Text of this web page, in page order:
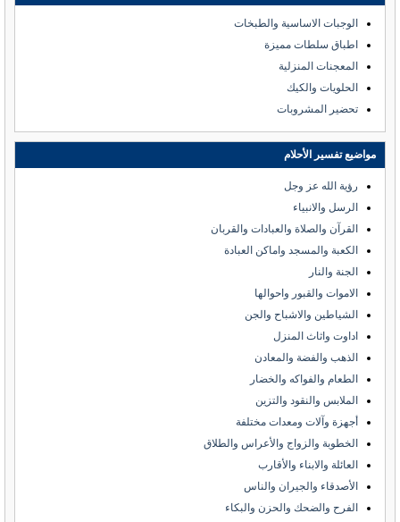
الوجبات الاساسية والطبخات
اطباق سلطات مميزة
المعجنات المنزلية
الحلويات والكيك
تحضير المشروبات
مواضيع تفسير الأحلام
رؤية الله عز وجل
الرسل والانبياء
القرآن والصلاة والعبادات والقربان
الكعبة والمسجد واماكن العبادة
الجنة والنار
الاموات والقبور واحوالها
الشياطين والاشباح والجن
اداوت واثاث المنزل
الذهب والفضة والمعادن
الطعام والفواكه والخضار
الملابس والنقود والتزين
أجهزة وآلات ومعدات مختلفة
الخطوبة والزواج والأعراس والطلاق
العائلة والابناء والأقارب
الأصدقاء والجيران والناس
الفرح والضحك والحزن والبكاء